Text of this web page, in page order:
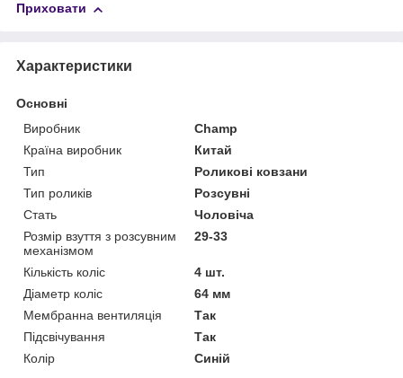
Приховати
Характеристики
Основні
Виробник
Champ
Країна виробник
Китай
Тип
Роликові ковзани
Тип роликів
Розсувні
Стать
Чоловіча
Розмір взуття з розсувним
механізмом
29-33
Кількість коліс
4 шт.
Діаметр коліс
64 мм
Мембранна вентиляція
Так
Підсвічування
Так
Колір
Синій